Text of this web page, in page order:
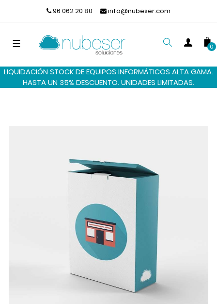
96 062 20 80 info@nubeser.com
Navegación
☰
BUSCAR
0
LIQUIDACIÓN STOCK DE EQUIPOS INFORMÁTICOS ALTA GAMA.
HASTA UN 35% DESCUENTO. UNIDADES LIMITADAS.